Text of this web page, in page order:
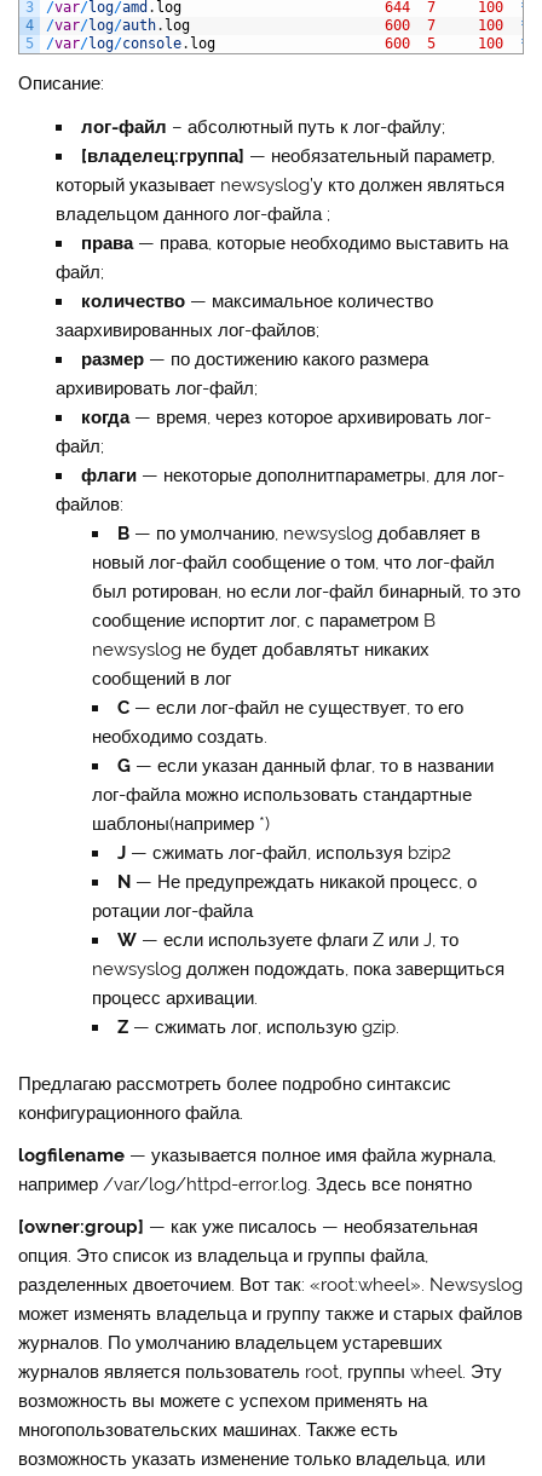
3
4
5
/var/log/amd . log 644 7 100
*
/var/log/auth. log 600 7 100
*
/var/log/console. log 600 5 100 *
Описание:
лог-файл – абсолютный путь к лог-файлу;
[владелец:группа] — необязательный параметр,
который указывает newsyslog’у кто должен являться
владельцом данного лог-файла ;
права— права, которые необходимо выставить на
файл;
количество— максимальное количество
заархивированных лог-файлов;
размер— по достижению какого размера
архивировать лог-файл;
когда— время, через которое архивировать лог-
файл;
флаги— некоторые дополнитпараметры, для лог-
файлов:
B — по умолчанию, newsyslog добавляет в
новый лог-файл сообщение о том, что лог-файл
был ротирован, но если лог-файл бинарный, то это
сообщение испортит лог, с параметром B
newsyslog не будет добавлятьт никаких
сообщений в лог
C — если лог-файл не существует, то его
необходимо создать.
G — если указан данный флаг, то в названии
лог-файла можно использовать стандартные
шаблоны(например *)
J — сжимать лог-файл, используя bzip2
N — Не предупреждать никакой процесс, о
ротации лог-файла
W — если используете флаги Z или J, то
newsyslog должен подождать, пока заверщиться
процесс архивации.
Z — сжимать лог, использую gzip.
Предлагаю рассмотреть более подробно синтаксис
конфигурационного файла.
logfilename — указывается полное имя файла журнала,
например /var/log/httpd-error.log. Здесь все понятно
[owner:group] — как уже писалось — необязательная
опция. Это список из владельца и группы файла,
разделенных двоеточием. Вот так: «root:wheel». Newsyslog
может изменять владельца и группу также и старых файлов
журналов. По умолчанию владельцем устаревших
журналов является пользователь root, группы wheel. Эту
возможность вы можете с успехом применять на
многопользовательских машинах. Также есть
возможность указать изменение только владельца, или